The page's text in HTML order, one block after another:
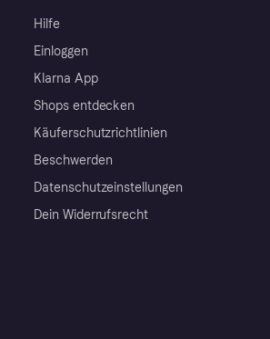
Hilfe
Einloggen
Klarna App
Shops entdecken
Käuferschutzrichtlinien
Beschwerden
Datenschutzeinstellungen
Dein Widerrufsrecht